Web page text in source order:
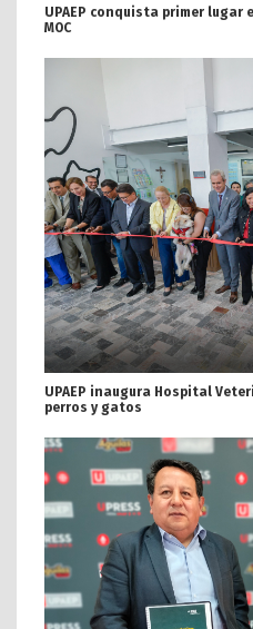
UPAEP conquista primer
MOC
UPAEP inaugura Hospital
perros y gatos